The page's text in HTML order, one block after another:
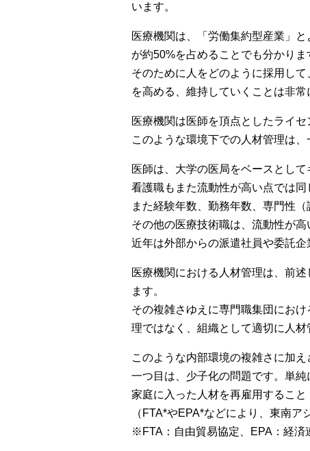
います。
医療機関は、「労働集約型産業」
が約50%を占めることでも分かりま
そのために人をどのように採用し
を高める、維持していくことは非常
医療機関は医師を頂点としたライ
このような環境下での人材管理は
医師は、大学の医局をベースとし
看護職もまた流動性が高い点では
また経験年数、勤務年数、専門性
その他の医療技術職は、流動性が
近年は外部からの派遣社員や委託企
医療機関における人材管理は、前
ます。
その複雑さゆえに専門職集団にお
理ではなく、組織として適切に人材
このような内部環境の複雑さに加
一つ目は、少子化の問題です。単
家庭に入った人材を再雇用するこ
（FTA*やEPA*などにより、東南
※FTA：自由貿易協定、EPA：経済